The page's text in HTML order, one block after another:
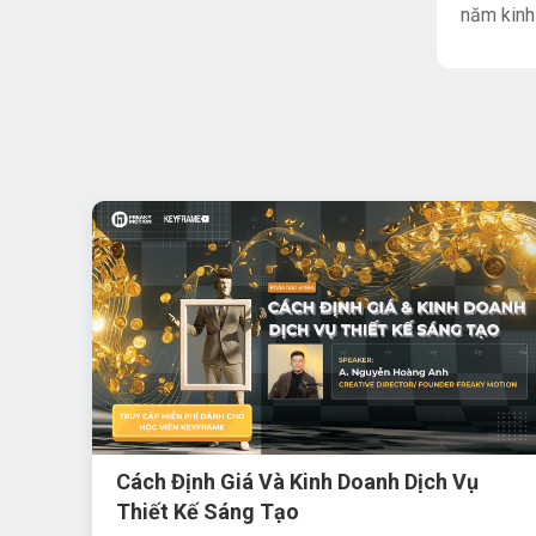
năm
Cách Định Giá Và Kinh Doanh Dịch Vụ
Thiết Kế Sáng Tạo